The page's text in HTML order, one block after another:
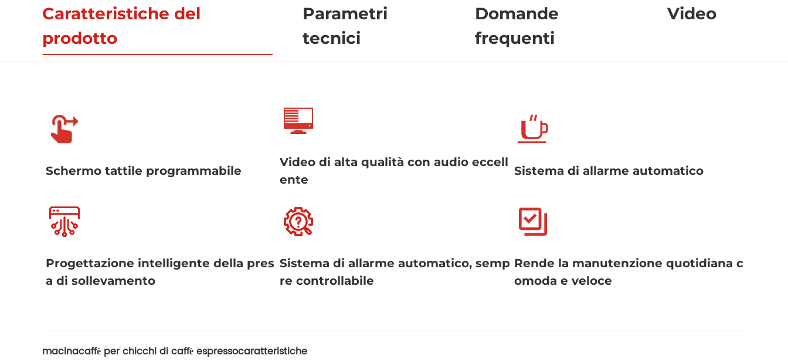
Caratteristiche del
prodotto
Parametri
tecnici
Domande
frequenti
Video
Schermo tattile programmabile
Video di alta qualità con audio eccell
ente
Sistema di allarme automatico
Progettazione intelligente della pres
a di sollevamento
Sistema di allarme automatico, semp
re controllabile
Rende la manutenzione quotidiana c
omoda e veloce
macinacaffè per chicchi di caffè espressocaratteristiche